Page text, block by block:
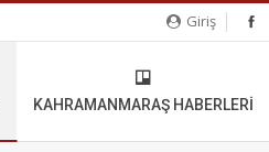
Giriş
KAHRAMANMARAŞ HABERLERI